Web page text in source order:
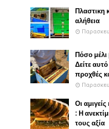
Πλαστικη
αλήθεια
Πόσο μέλι
Δείτε
προχθές
Οι
: Η
τους αξία